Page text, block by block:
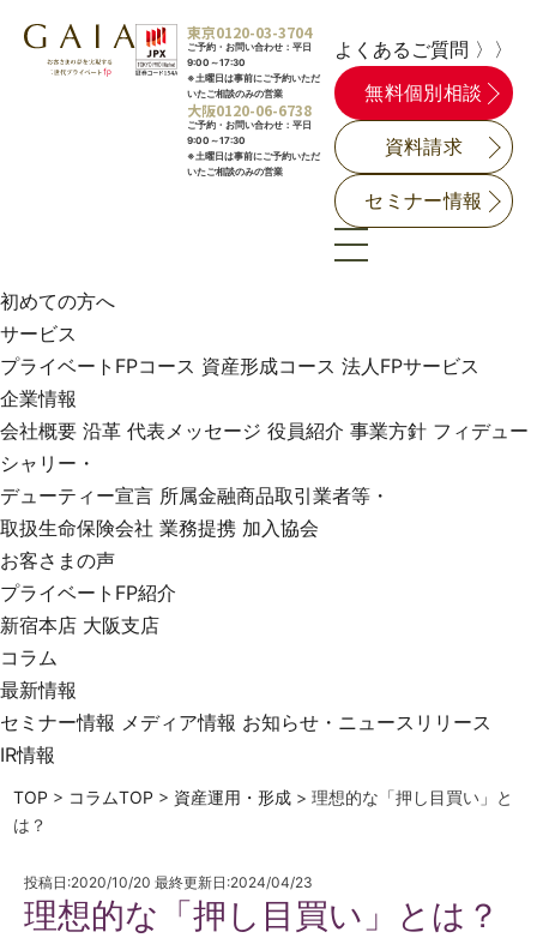
東京0120-03-3704
ご予約・お問い合わせ：平日
9:00～17:30
※土曜日は事前にご予約いただ
いたご相談のみの営業
大阪0120-06-6738
ご予約・お問い合わせ：平日
9:00～17:30
※土曜日は事前にご予約いただ
いたご相談のみの営業
よくあるご質問 〉〉
無料個別相談
資料請求
セミナー情報
初めての方へ
サービス
プライベートFPコース 資産形成コース 法人FPサービス
企業情報
会社概要 沿革 代表メッセージ 役員紹介 事業方針 フィデュー
シャリー・
デューティー宣言 所属金融商品取引業者等・
取扱生命保険会社 業務提携 加入協会
お客さまの声
プライベートFP紹介
新宿本店 大阪支店
コラム
最新情報
セミナー情報 メディア情報 お知らせ・ニュースリリース
IR情報
TOP > コラムTOP > 資産運用・形成 >理想的な「押し目買い」と
は？
投稿日:2020/10/20 最終更新日:2024/04/23
理想的な「押し目買い」とは？